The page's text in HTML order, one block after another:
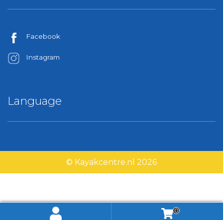
Facebook
Instagram
Language
© Kayakcentre.nl 2026
0